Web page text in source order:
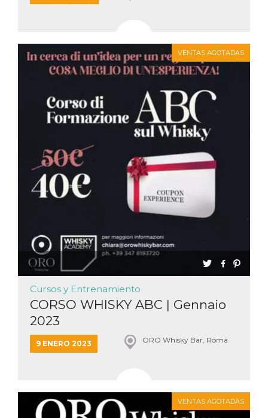
VENTAS AGOTADAS
Cursos y Entrenamiento
CORSO WHISKY ABC | Gennaio
2023
9 ENERO 2023 ORO Whisky Bar, Roma
VENTAS AGOTADAS